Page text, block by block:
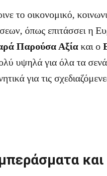
το οικονομικό,
όπως επιτάσσει η
Παρούσα Αξία και ο
υψηλά για όλα τα
για τις
και